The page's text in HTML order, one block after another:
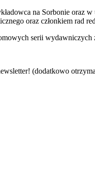
na Sorbonie oraz
oraz członkiem rad
serii wydawniczych
(dodatkowo